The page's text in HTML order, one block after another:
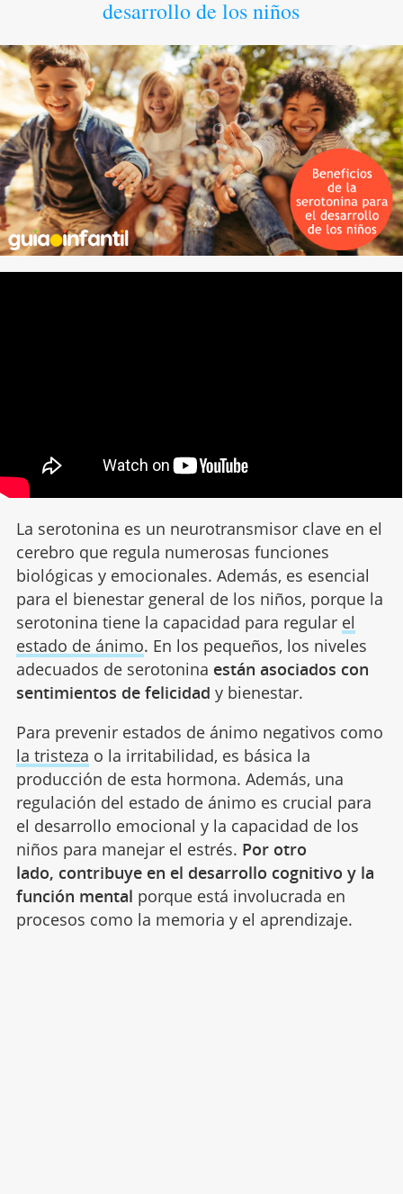
desarrollo de los niños
La serotonina es un neurotransmisor clave en el
cerebro que regula numerosas funciones
biológicas y emocionales. Además, es esencial
para el bienestar general de los niños, porque la
serotonina tiene la capacidad para regular el
estado de ánimo. En los pequeños, los niveles
adecuados de serotonina están asociados con
sentimientos de felicidad y bienestar.
Para prevenir estados de ánimo negativos como
la tristeza o la irritabilidad, es básica la
producción de esta hormona. Además, una
regulación del estado de ánimo es crucial para
el desarrollo emocional y la capacidad de los
niños para manejar el estrés. Por otro
lado, contribuye en el desarrollo cognitivo y la
función mental porque está involucrada en
procesos como la memoria y el aprendizaje.